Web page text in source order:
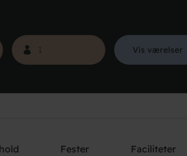
Vis værelser
Fester Faciliteter